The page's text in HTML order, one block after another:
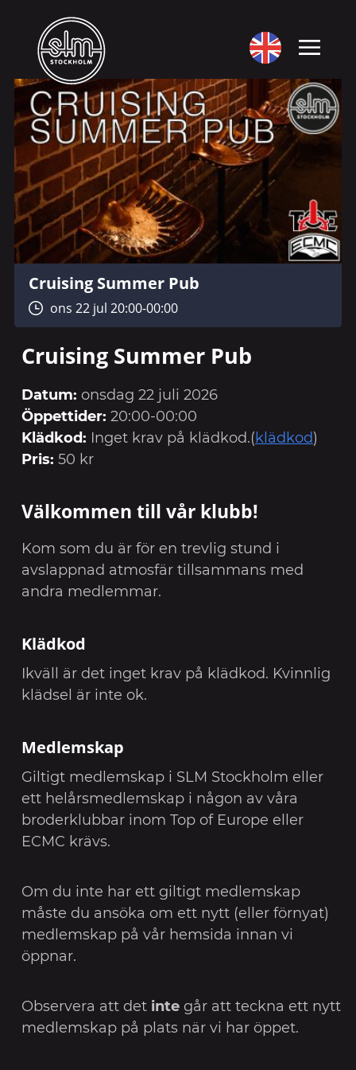
Cruising Summer Pub
ons 22 jul 20:00-00:00
Cruising Summer Pub
Datum: onsdag 22 juli 2026
Öppettider: 20:00-00:00
Klädkod: Inget krav på klädkod.(klädkod)
Pris: 50 kr
Välkommen till vår klubb!
Kom som du är för en trevlig stund i
avslappnad atmosfär tillsammans med
andra medlemmar.
Klädkod
Ikväll är det inget krav på klädkod. Kvinnlig
klädsel är inte ok.
Medlemskap
Giltigt medlemskap i SLM Stockholm eller
ett helårsmedlemskap i någon av våra
broderklubbar inom Top of Europe eller
ECMC krävs.
Om du inte har ett giltigt medlemskap
måste du ansöka om ett nytt (eller förnyat)
medlemskap på vår hemsida innan vi
öppnar.
Observera att det inte går att teckna ett nytt
medlemskap på plats när vi har öppet.